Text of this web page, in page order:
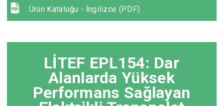
Ürün Kataloğu - İngilizce (PDF)
LİTEF EPL154: Dar
Alanlarda Yüksek
Performans Sağlayan